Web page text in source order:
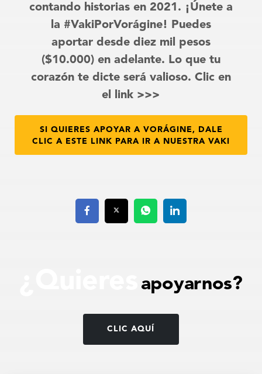
contando historias en 2021. ¡Únete a
la #VakiPorVorágine! Puedes
aportar desde diez mil pesos
($10.000) en adelante. Lo que tu
corazón te dicte será valioso. Clic en
el link >>>
SI QUIERES APOYAR A VORÁGINE, DALE
CLIC A ESTE LINK PARA IR A NUESTRA VAKI
apoyarnos?
CLIC AQUÍ